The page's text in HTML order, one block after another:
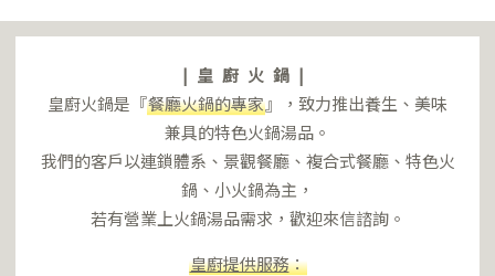
|皇廚火鍋|
皇廚火鍋是『餐廳火鍋的專家』，致力推出養生、美味
兼具的特色火鍋湯品。
我們的客戶以連鎖體系、景觀餐廳、複合式餐廳、特色火
鍋、小火鍋為主，
若有營業上火鍋湯品需求，歡迎來信諮詢。
皇廚提供服務：